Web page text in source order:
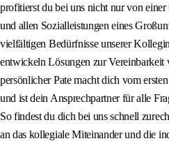
profitierst du bei uns nicht nur von
und allen Sozialleistungen eines
vielfältigen Bedürfnisse unserer
entwickeln Lösungen zur
persönlicher Pate macht dich vom
und ist dein Ansprechpartner für alle
So findest du dich bei uns schnell
an das kollegiale Miteinander und die